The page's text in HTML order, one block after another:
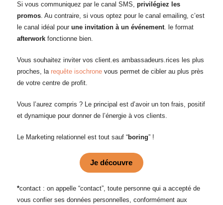
Si vous communiquez par le canal SMS, privilégiez les
promos. Au contraire, si vous optez pour le canal emailing, c’est
le canal idéal pourune invitation à un événement. le format
afterwork fonctionne bien.
Vous souhaitez inviter vos client.es ambassadeurs.rices les plus
proches, la requête isochronevous permet de cibler au plus près
de votre centre de profit.
Vous l’aurez compris ? Le principal est d’avoir un ton frais, positif
et dynamique pour donner de l’énergie à vos clients.
Le Marketing relationnel est tout sauf “boring” !
Je découvre
*contact : on appelle “contact”, toute personne qui a accepté de
vous confier ses données personnelles, conformément aux